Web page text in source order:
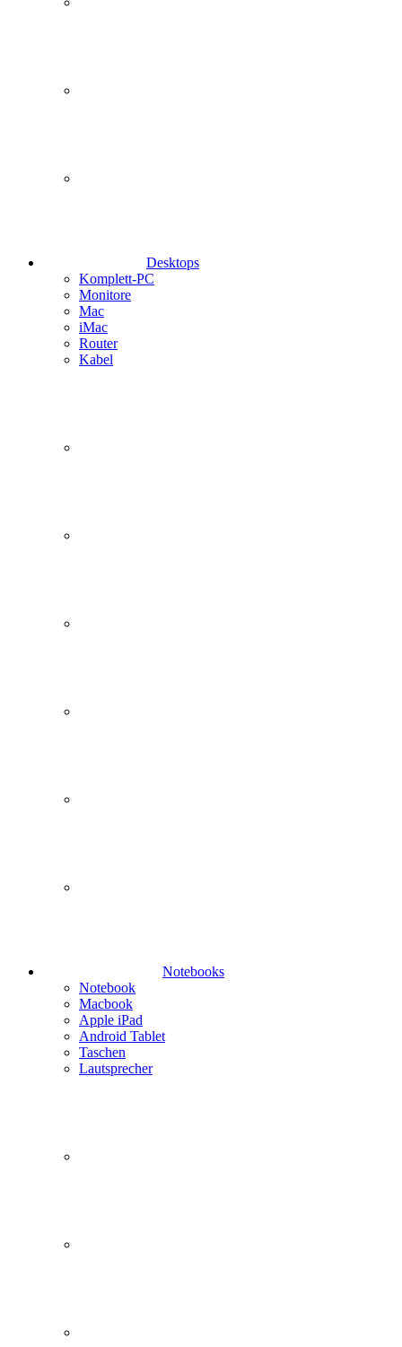
Desktops
Komplett-PC
Monitore
Mac
iMac
Router
Kabel
Notebooks
Notebook
Macbook
Apple iPad
Android Tablet
Taschen
Lautsprecher